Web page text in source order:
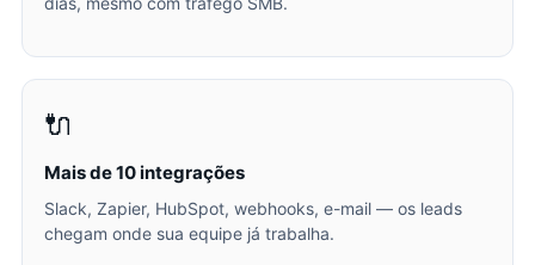
🔌
Mais de 10 integrações
Slack, Zapier, HubSpot, webhooks, e-mail — os leads
chegam onde sua equipe já trabalha.